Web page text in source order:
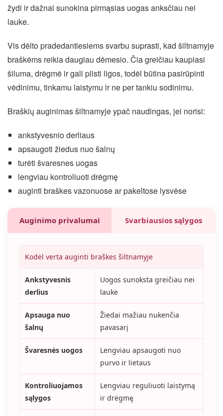
žydi ir dažnai sunokina pirmąsias uogas anksčiau nei
lauke.
Vis dėlto pradedantiesiems svarbu suprasti, kad šiltnamyje
braškėms reikia daugiau dėmesio. Čia greičiau kaupiasi
šiluma, drėgmė ir gali plisti ligos, todėl būtina pasirūpinti
vėdinimu, tinkamu laistymu ir ne per tankiu sodinimu.
Braškių auginimas šiltnamyje ypač naudingas, jei norisi:
ankstyvesnio derliaus
apsaugoti žiedus nuo šalnų
turėti švaresnes uogas
lengviau kontroliuoti drėgmę
auginti braškes vazonuose ar pakeltose lysvėse
Auginimo privalumai Svarbiausios sąlygos
Kodėl verta auginti braškes šiltnamyje
Ankstyvesnis
derlius
Uogos sunoksta greičiau nei
lauke
Apsauga nuo
šalnų
Žiedai mažiau nukenčia
pavasarį
Švaresnės uogos
Lengviau apsaugoti nuo
purvo ir lietaus
Kontroliuojamos
sąlygos
Lengviau reguliuoti laistymą
ir drėgmę